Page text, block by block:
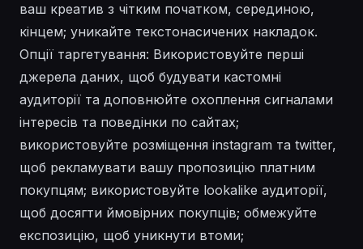
ваш креатив з чітким початком, серединою,
кінцем; уникайте текстонасичених накладок.
Опції таргетування: Використовуйте перші
джерела даних, щоб будувати кастомні
аудиторії та доповнюйте охоплення сигналами
інтересів та поведінки по сайтах;
використовуйте розміщення instagram та twitter,
щоб рекламувати вашу пропозицію платним
покупцям; використовуйте lookalike аудиторії,
щоб досягти ймовірних покупців; обмежуйте
експозицію, щоб уникнути втоми;